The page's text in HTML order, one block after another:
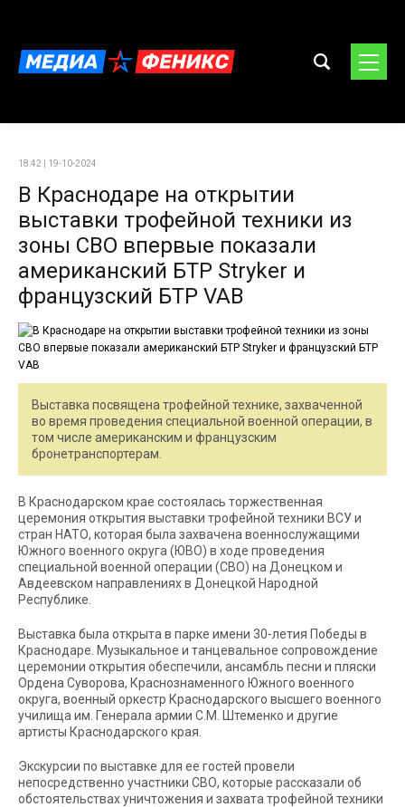
18:42 | 19-10-2024
В Краснодаре на открытии
выставки трофейной техники из
зоны СВО впервые показали
американский БТР Stryker и
французский БТР VAB
Выставка посвящена трофейной технике, захваченной
во время проведения специальной военной операции, в
том числе американским и французским
бронетранспортерам.
В Краснодарском крае состоялась торжественная
церемония открытия выставки трофейной техники ВСУ и
стран НАТО, которая была захвачена военнослужащими
Южного военного округа (ЮВО) в ходе проведения
специальной военной операции (СВО) на Донецком и
Авдеевском направлениях в Донецкой Народной
Республике.
Выставка была открыта в парке имени 30-летия Победы в
Краснодаре. Музыкальное и танцевальное сопровождение
церемонии открытия обеспечили, ансамбль песни и пляски
Ордена Суворова, Краснознаменного Южного военного
округа, военный оркестр Краснодарского высшего военного
училища им. Генерала армии С.М. Штеменко и другие
артисты Краснодарского края.
Экскурсии по выставке для ее гостей провели
непосредственно участники СВО, которые рассказали об
обстоятельствах уничтожения и захвата трофейной техники